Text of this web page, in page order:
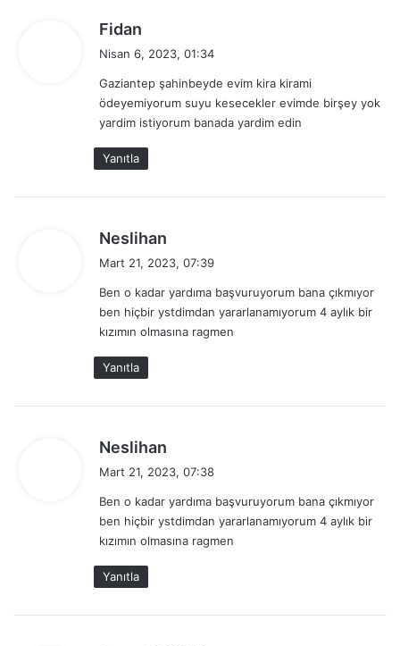
Fidan
i
k
i
:
Nisan 6, 2023, 01:34
Gaziantep şahinbeyde evim kira kirami
ödeyemiyorum suyu kesecekler evimde birşey yok
yardim istiyorum banada yardim edin
Yanıtla
Neslihan
i
k
i
Mart 21, 2023, 07:39
Ben o kadar yardıma başvuruyorum bana çıkmıyor
ben hiçbir ystdimdan yararlanamıyorum 4 aylık bir
kızımın olmasına ragmen
Yanıtla
Neslihan
i
k
i
Mart 21, 2023, 07:38
Ben o kadar yardıma başvuruyorum bana çıkmıyor
ben hiçbir ystdimdan yararlanamıyorum 4 aylık bir
kızımın olmasına ragmen
Yanıtla